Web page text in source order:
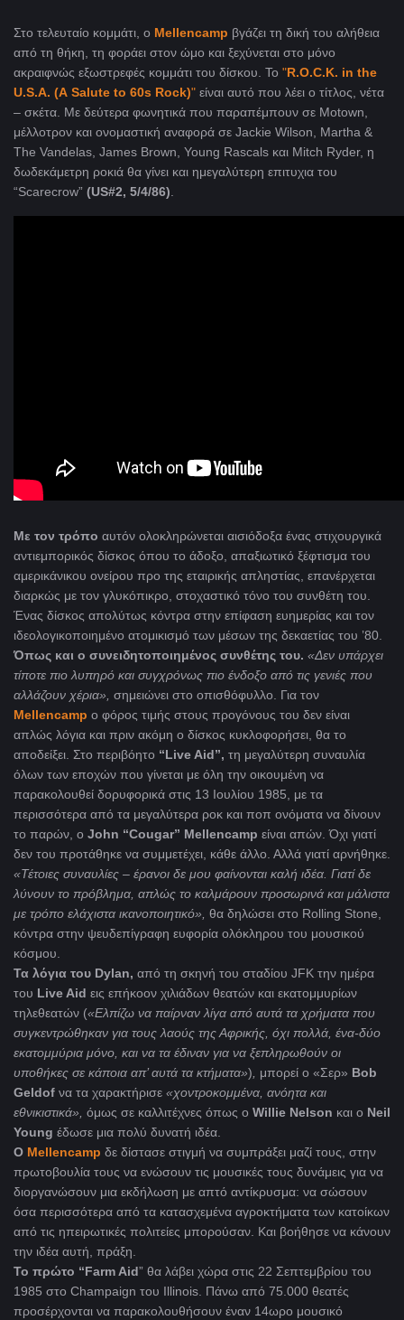
Στο τελευταίο κομμάτι, ο Mellencamp βγάζει τη δική του αλήθεια
από τη θήκη, τη φοράει στον ώμο και ξεχύνεται στο μόνο
ακραιφνώς εξωστρεφές κομμάτι του δίσκου. Το "R.O.C.K. in the
U.S.A. (A Salute to 60s Rock)" είναι αυτό που λέει ο τίτλος, νέτα
– σκέτα. Με δεύτερα φωνητικά που παραπέμπουν σε Motown,
μέλλοτρον και ονομαστική αναφορά σε Jackie Wilson, Martha &
The Vandelas, James Brown, Young Rascals και Mitch Ryder, η
δωδεκάμετρη ροκιά θα γίνει και ημεγαλύτερη επιτυχια του
“Scarecrow” (US#2, 5/4/86).
Με τον τρόπο αυτόν ολοκληρώνεται αισιόδοξα ένας στιχουργικά
αντιεμπορικός δίσκος όπου το άδοξο, απαξιωτικό ξέφτισμα του
αμερικάνικου ονείρου προ της εταιρικής απληστίας, επανέρχεται
διαρκώς με τον γλυκόπικρο, στοχαστικό τόνο του συνθέτη του.
Ένας δίσκος απολύτως κόντρα στην επίφαση ευημερίας και τον
ιδεολογικοποιημένο ατομικισμό των μέσων της δεκαετίας του ’80.
Όπως και ο συνειδητοποιημένος συνθέτης του. «Δεν υπάρχει
τίποτε πιο λυπηρό και συγχρόνως πιο ένδοξο από τις γενιές που
αλλάζουν χέρια», σημειώνει στο οπισθόφυλλο. Για τον
Mellencamp ο φόρος τιμής στους προγόνους του δεν είναι
απλώς λόγια και πριν ακόμη ο δίσκος κυκλοφορήσει, θα το
αποδείξει. Στο περιβόητο “Live Aid”, τη μεγαλύτερη συναυλία
όλων των εποχών που γίνεται με όλη την οικουμένη να
παρακολουθεί δορυφορικά στις 13 Ιουλίου 1985, με τα
περισσότερα από τα μεγαλύτερα ροκ και ποπ ονόματα να δίνουν
το παρών, ο John “Cougar” Mellencamp είναι απών. Όχι γιατί
δεν του προτάθηκε να συμμετέχει, κάθε άλλο. Αλλά γιατί αρνήθηκε.
«Τέτοιες συναυλίες – έρανοι δε μου φαίνονται καλή ιδέα. Γιατί δε
λύνουν το πρόβλημα, απλώς το καλμάρουν προσωρινά και μάλιστα
με τρόπο ελάχιστα ικανοποιητικό», θα δηλώσει στο Rolling Stone,
κόντρα στην ψευδεπίγραφη ευφορία ολόκληρου του μουσικού
κόσμου.
Τα λόγια του Dylan, από τη σκηνή του σταδίου JFK την ημέρα
του Live Aid εις επήκοον χιλιάδων θεατών και εκατομμυρίων
τηλεθεατών («Ελπίζω να παίρναν λίγα από αυτά τα χρήματα που
συγκεντρώθηκαν για τους λαούς της Αφρικής, όχι πολλά, ένα-δύο
εκατομμύρια μόνο, και να τα έδιναν για να ξεπληρωθούν οι
υποθήκες σε κάποια απ’ αυτά τα κτήματα»), μπορεί ο «Σερ» Bob
Geldof να τα χαρακτήρισε «χοντροκομμένα, ανόητα και
εθνικιστικά», όμως σε καλλιτέχνες όπως ο Willie Nelson και ο Neil
Young έδωσε μια πολύ δυνατή ιδέα.
Ο Mellencamp δε δίστασε στιγμή να συμπράξει μαζί τους, στην
πρωτοβουλία τους να ενώσουν τις μουσικές τους δυνάμεις για να
διοργανώσουν μια εκδήλωση με απτό αντίκρυσμα: να σώσουν
όσα περισσότερα από τα κατασχεμένα αγροκτήματα των κατοίκων
από τις ηπειρωτικές πολιτείες μπορούσαν. Και βοήθησε να κάνουν
την ιδέα αυτή, πράξη.
Το πρώτο “Farm Aid” θα λάβει χώρα στις 22 Σεπτεμβρίου του
1985 στο Champaign του Illinois. Πάνω από 75.000 θεατές
προσέρχονται να παρακολουθήσουν έναν 14ωρο μουσικό